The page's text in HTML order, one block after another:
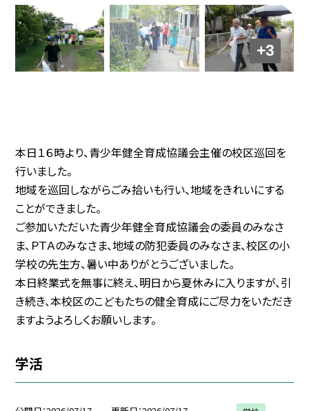
+3
本日１６時より、青少年健全育成協議会主催の校区巡回を
行いました。
地域を巡回しながらごみ拾いも行い、地域をきれいにする
ことができました。
ご参加いただいた青少年健全育成協議会の委員のみなさ
ま、ＰＴＡのみなさま、地域の防犯委員のみなさま、校区の小
学校の先生方、暑い中ありがとうございました。
本日終業式を無事に終え、明日から夏休みに入りますが、引
き続き、本校区のこどもたちの健全育成にご尽力をいただき
ますようよろしくお願いします。
学活